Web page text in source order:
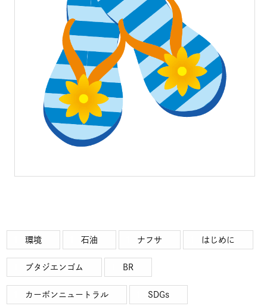
環境 石油 ナフサ はじめに
ブタジエンゴム BR
カーボンニュートラル SDGs